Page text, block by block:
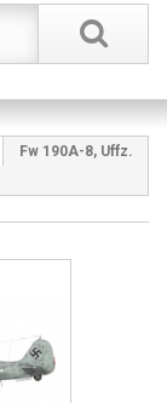
Fw 190A-8, Uffz.